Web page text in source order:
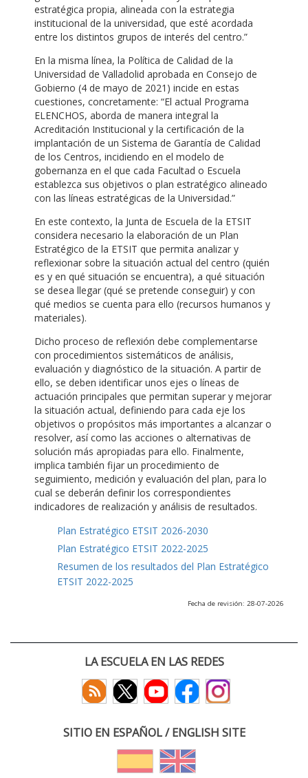
estratégica propia, alineada con la estrategia
institucional de la universidad, que esté acordada
entre los distintos grupos de interés del centro.”
En la misma línea, la Política de Calidad de la
Universidad de Valladolid aprobada en Consejo de
Gobierno (4 de mayo de 2021) incide en estas
cuestiones, concretamente: “El actual Programa
ELENCHOS, aborda de manera integral la
Acreditación Institucional y la certificación de la
implantación de un Sistema de Garantía de Calidad
de los Centros, incidiendo en el modelo de
gobernanza en el que cada Facultad o Escuela
establezca sus objetivos o plan estratégico alineado
con las líneas estratégicas de la Universidad.”
En este contexto, la Junta de Escuela de la ETSIT
considera necesario la elaboración de un Plan
Estratégico de la ETSIT que permita analizar y
reflexionar sobre la situación actual del centro (quién
es y en qué situación se encuentra), a qué situación
se desea llegar (qué se pretende conseguir) y con
qué medios se cuenta para ello (recursos humanos y
materiales).
Dicho proceso de reflexión debe complementarse
con procedimientos sistemáticos de análisis,
evaluación y diagnóstico de la situación. A partir de
ello, se deben identificar unos ejes o líneas de
actuación principales que permitan superar y mejorar
la situación actual, definiendo para cada eje los
objetivos o propósitos más importantes a alcanzar o
resolver, así como las acciones o alternativas de
solución más apropiadas para ello. Finalmente,
implica también fijar un procedimiento de
seguimiento, medición y evaluación del plan, para lo
cual se deberán definir los correspondientes
indicadores de realización y análisis de resultados.
Plan Estratégico ETSIT 2026-2030
Plan Estratégico ETSIT 2022-2025
Resumen de los resultados del Plan Estratégico
ETSIT 2022-2025
Fecha de revisión: 28-07-2026
LA ESCUELA EN LAS REDES
SITIO EN ESPAÑOL / ENGLISH SITE